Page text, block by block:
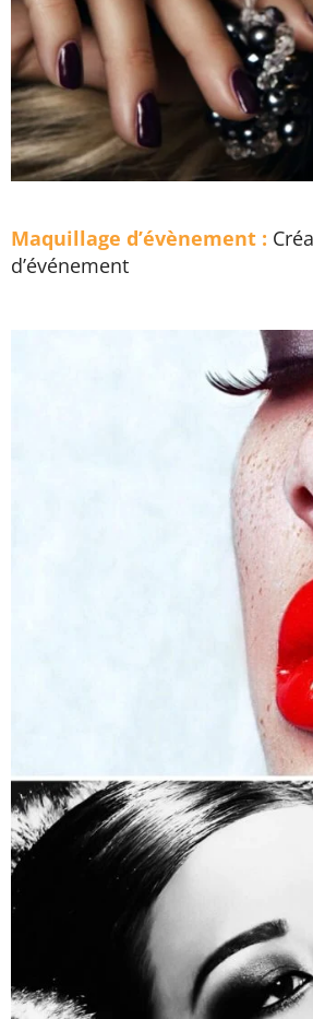
Maquillage d’évènement :
d’événement